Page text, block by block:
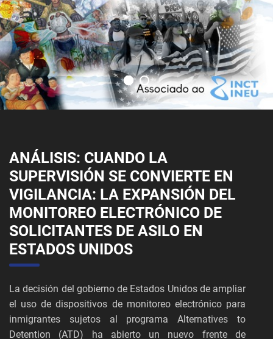
ANÁLISIS: CUANDO LA
SUPERVISIÓN SE CONVIERTE EN
VIGILANCIA: LA EXPANSIÓN DEL
MONITOREO ELECTRÓNICO DE
SOLICITANTES DE ASILO EN
ESTADOS UNIDOS
La decisión del gobierno de Estados Unidos de ampliar
el uso de dispositivos de monitoreo electrónico para
inmigrantes sujetos al programa Alternatives to
Detention (ATD) ha abierto un nuevo frente de